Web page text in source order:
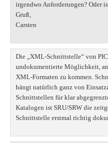
irgendwo Anforderungen? Oder
Gruß,
Carsten
Die „XML-Schnittstelle“ von
undokumentierte Möglichkeit,
XML-Formaten zu kommen.
hängt natürlich ganz von
Schnittstellen für klar
Katalogen ist SRU/SRW die
Schnittstelle erstmal richtig